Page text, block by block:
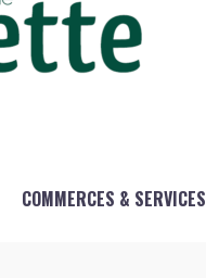
COMMERCES & SERVICES